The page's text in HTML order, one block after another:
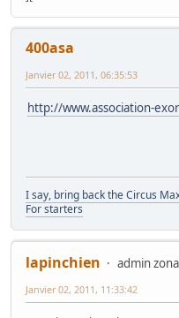
400asa
Janvier 02, 2011, 06:35:53
http://www.association-
I say, bring back the Circus
For starters
lapinchien
admin
Janvier 02, 2011, 11:33:42